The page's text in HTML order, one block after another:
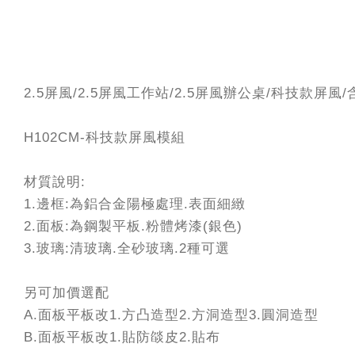
2.5屏風/2.5屏風工作站/2.5屏風辦公桌/科技款屏風/
H102CM-科技款屏風模組
材質說明:
1.邊框:為鋁合金陽極處理.表面細緻
2.面板:為鋼製平板.粉體烤漆(銀色)
3.玻璃:清玻璃.全砂玻璃.2種可選
另可加價選配
A.面板平板改1.方凸造型2.方洞造型3.圓洞造型
B.面板平板改1.貼防燄皮2.貼布